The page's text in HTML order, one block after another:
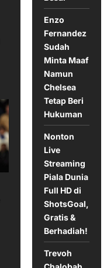
Enzo
Fernandez
Sudah
Minta Maaf
Namun
Chelsea
Tetap Beri
Hukuman
Nonton
Live
Streaming
Piala Dunia
Full HD di
ShotsGoal,
Gratis &
Berhadiah!
Trevoh